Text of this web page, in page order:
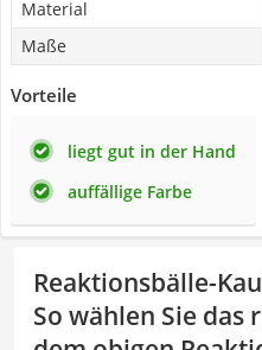
Material
Maße
Vorteile
liegt gut in der Hand
auffällige Farbe
Reaktionsbälle-
So wählen Sie das